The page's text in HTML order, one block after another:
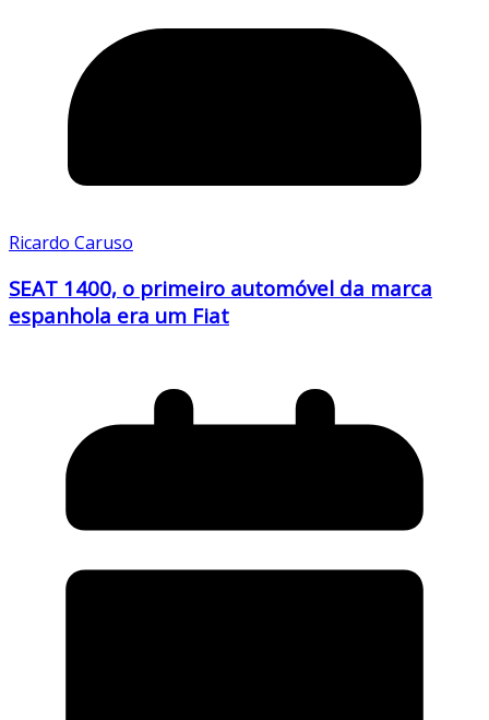
Ricardo Caruso
SEAT 1400, o primeiro automóvel da marca
espanhola era um Fiat